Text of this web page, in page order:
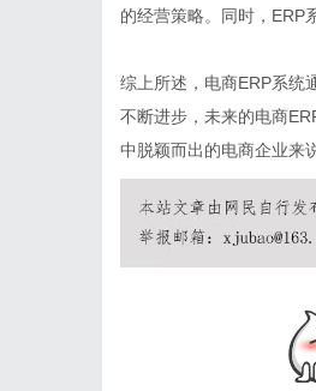
的经营策略。同时，ERP
综上所述，电商ERP系统
不断进步，未来的电商
中脱颖而出的电商企业来